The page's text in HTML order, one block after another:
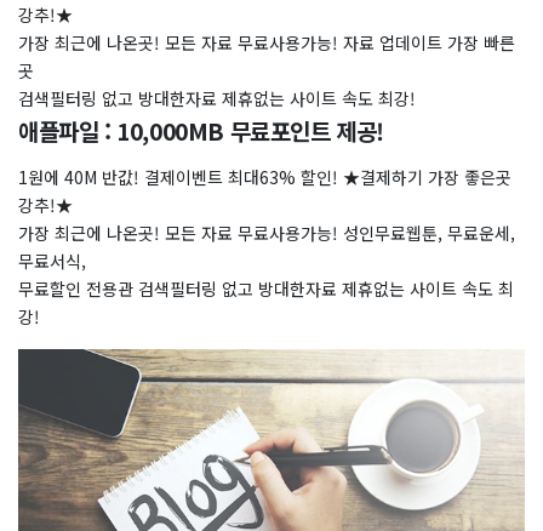
강추!★
가장 최근에 나온곳! 모든 자료 무료사용가능! 자료 업데이트 가장 빠른
곳
검색필터링 없고 방대한자료 제휴없는 사이트 속도 최강!
애플파일 : 10,000MB 무료포인트 제공!
1원에 40M 반값! 결제이벤트 최대63% 할인! ★결제하기 가장 좋은곳
강추!★
가장 최근에 나온곳! 모든 자료 무료사용가능! 성인무료웹툰, 무료운세,
무료서식,
무료할인 전용관 검색필터링 없고 방대한자료 제휴없는 사이트 속도 최
강!